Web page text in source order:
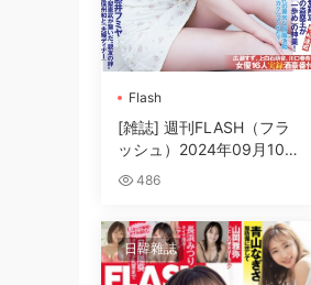
Flash
[雑誌] 週刊FLASH（フラ
ッシュ）2024年09月10日
号 486
日韓雜誌